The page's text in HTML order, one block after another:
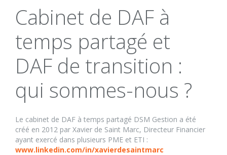
Cabinet de DAF à
temps partagé et
DAF de transition :
qui sommes-nous ?
Le cabinet de DAF à temps partagé DSM Gestion a été
créé en 2012 par Xavier de Saint Marc, Directeur Financier
ayant exercé dans plusieurs PME et ETI :
www.linkedin.com/in/xavierdesaintmarc